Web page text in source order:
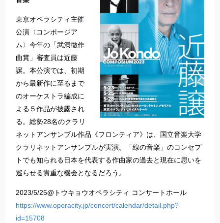
東京オペラシティ主催
公演〈コンポージア
ム〉今年の「武満徹作
曲賞」審査員は近藤
譲。本公演では、初期
から最新作に至るまで
のオーケストラ編成に
よる５作品が披露され
る。総勢28名のクラリ
ネットアンサンブル作品《フロンティア》は、国立音楽大学
クラリネットアンサンブルが実演。「線の音楽」のコンセプ
トでも知られる日本を代表する作曲家の過去と現在に思いを
巡らせる貴重な機会となるだろう。
2023/5/25@トウキョウオペラシティ コンサートホール
https://www.operacity.jp/concert/calendar/detail.php?
id=15708